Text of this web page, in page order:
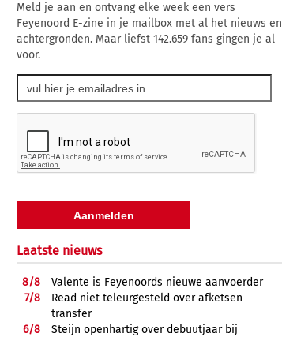
Meld je aan en ontvang elke week een vers
Feyenoord E-zine in je mailbox met al het nieuws en
achtergronden. Maar liefst 142.659 fans gingen je al
voor.
Laatste nieuws
8/8
Valente is Feyenoords nieuwe aanvoerder
7/8
Read niet teleurgesteld over afketsen
transfer
6/8
Steijn openhartig over debuutjaar bij